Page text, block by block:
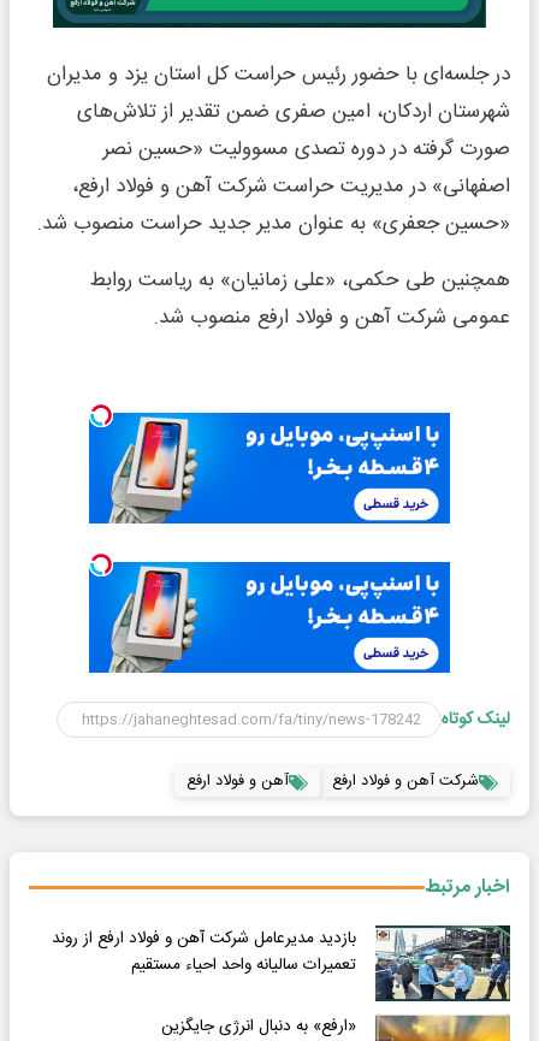
در جلسه‌ای با حضور رئیس حراست کل استان یزد و مدیران
شهرستان اردکان، امین صفری ضمن تقدیر از تلاش‌های
صورت گرفته در دوره تصدی مسوولیت «حسین نصر
اصفهانی» در مدیریت حراست شرکت آهن و فولاد ارفع،
«حسین جعفری» به عنوان مدیر جدید حراست منصوب شد.
همچنین طی حکمی، «علی زمانیان» به ریاست روابط
عمومی شرکت آهن و فولاد ارفع منصوب شد.
لینک کوتاه
شرکت آهن و فولاد ارفع آهن و فولاد ارفع
اخبار مرتبط
بازدید مدیرعامل شرکت آهن و فولاد ارفع از روند
تعمیرات سالیانه واحد احیاء مستقیم
«ارفع» به دنبال انرژی جایگزین